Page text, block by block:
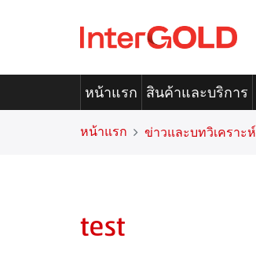
หน้าแรก สินค้าและบริการ
หน้าแรก ข่าวและบทวิเคราะห์
test